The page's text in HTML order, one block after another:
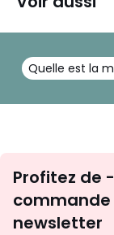
Quelle est la
Profitez de
commande
newsletter